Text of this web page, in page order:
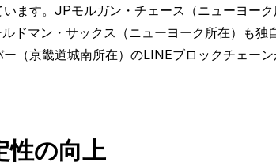
ます。JPモルガン・チェース（ニューヨ
ドマン・サックス（ニューヨーク所在）も
（京畿道城南所在）のLINEブロックチェー
性の向上